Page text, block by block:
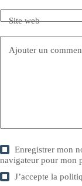
Site web
Ajouter un
Enregistrer mon
navigateur pour mon
J’accepte la